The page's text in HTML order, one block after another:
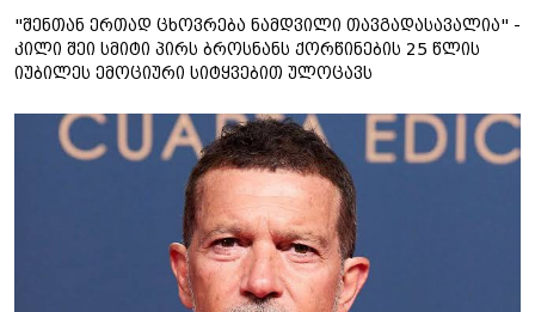
"შენთან ერთად ცხოვრება ნამდვილი თავგადასავალია" -
კილი შეი სმიტი პირს ბროსნანს ქორწინების 25 წლის
იუბილეს ემოციური სიტყვებით ულოცავს